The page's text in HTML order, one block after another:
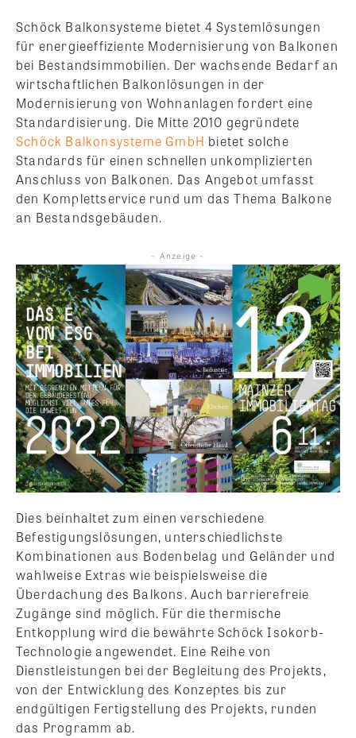
Schöck Balkonsysteme bietet 4 Systemlösungen
für energieeffiziente Modernisierung von Balkonen
bei Bestandsimmobilien. Der wachsende Bedarf an
wirtschaftlichen Balkonlösungen in der
Modernisierung von Wohnanlagen fordert eine
Standardisierung. Die Mitte 2010 gegründete
Schöck Balkonsysteme GmbH bietet solche
Standards für einen schnellen unkomplizierten
Anschluss von Balkonen. Das Angebot umfasst
den Komplettservice rund um das Thema Balkone
an Bestandsgebäuden.
- Anzeige -
Dies beinhaltet zum einen verschiedene
Befestigungslösungen, unterschiedlichste
Kombinationen aus Bodenbelag und Geländer und
wahlweise Extras wie beispielsweise die
Überdachung des Balkons. Auch barrierefreie
Zugänge sind möglich. Für die thermische
Entkopplung wird die bewährte Schöck Isokorb-
Technologie angewendet. Eine Reihe von
Dienstleistungen bei der Begleitung des Projekts,
von der Entwicklung des Konzeptes bis zur
endgültigen Fertigstellung des Projekts, runden
das Programm ab.